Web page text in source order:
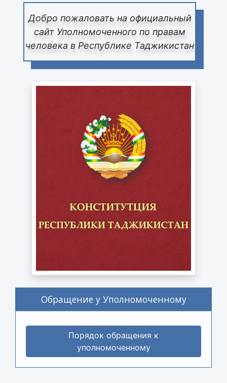
Добро пожаловать на официальный
сайт Уполномоченного по правам
человека в Республике Таджикистан
Обращение у Уполномоченному
Порядок обращения к
уполномоченному